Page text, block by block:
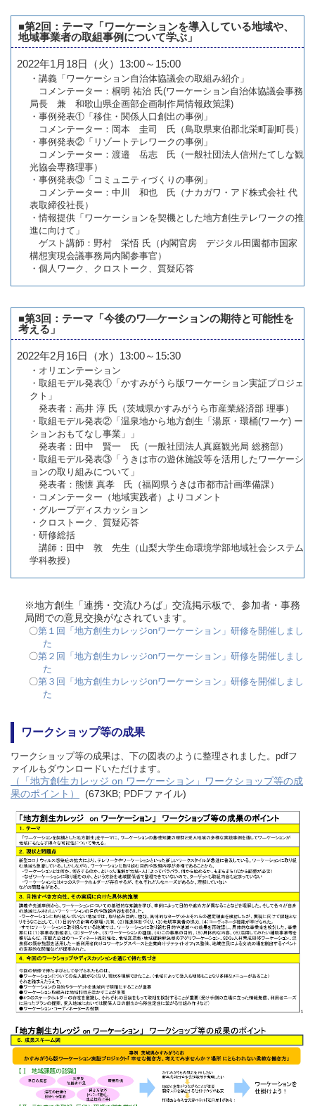
■第2回：テーマ「ワーケーションを導入している地域や、
地域事業者の取組事例について学ぶ」
2022年1月18日（火）13:00～15:00
・講義「ワーケーション自治体協議会の取組み紹介」
コメンテーター：桐明 祐治 氏(ワーケーション自治体協議会事務
局長 兼 和歌山県企画部企画制作局情報政策課)
・事例発表①「移住・関係人口創出の事例」
コメンテーター：岡本 圭司 氏（鳥取県東伯郡北栄町副町長）
・事例発表②「リゾートテレワークの事例」
コメンテーター：渡邉 岳志 氏（一般社団法人信州たてしな観
光協会専務理事）
・事例発表③「コミュニティづくりの事例」
コメンテーター：中川 和也 氏（ナカガワ・アド株式会社 代
表取締役社長）
・情報提供「ワーケーションを契機とした地方創生テレワークの推
進に向けて」
ゲスト講師：野村 栄悟 氏（内閣官房 デジタル田園都市国家
構想実現会議事務局内閣参事官）
・個人ワーク、クロストーク、質疑応答
■第3回：テーマ「今後のワ―ケーションの期待と可能性を
考える」
2022年2月16日（水）13:00～15:30
・オリエンテーション
・取組モデル発表①「かすみがうら版ワーケーション実証プロジェ
クト」
発表者：高井 淳 氏（茨城県かすみがうら市産業経済部 理事）
・取組モデル発表②「温泉地から地方創生「湯原・環桶(ワーケ) ー
ションおもてなし事業」」
発表者：田中 賢一 氏（一般社団法人真庭観光局 総務部）
・取組モデル発表③「うきは市の遊休施設等を活用したワーケーシ
ョンの取り組みについて」
発表者：熊懐 真孝 氏（福岡県うきは市都市計画準備課）
・コメンテーター（地域実践者）よりコメント
・グループディスカッション
・クロストーク、質疑応答
・研修総括
講師：田中 敦 先生（山梨大学生命環境学部地域社会システム
学科教授）
※地方創生「連携・交流ひろば」交流掲示板で、参加者・事務
局間での意見交換がなされています。
〇第１回「地方創生カレッジonワーケーション」研修を開催しまし
た
〇第２回「地方創生カレッジonワーケーション」研修を開催しまし
た
〇第３回「地方創生カレッジonワーケーション」研修を開催しまし
た
ワークショップ等の成果
ワークショップ等の成果は、下の図表のように整理されました。pdfフ
ァイルもダウンロードいただけます。
（「地方創生カレッジ on ワーケーション」ワークショップ等の成
果のポイント）
(673KB; PDFファイル)